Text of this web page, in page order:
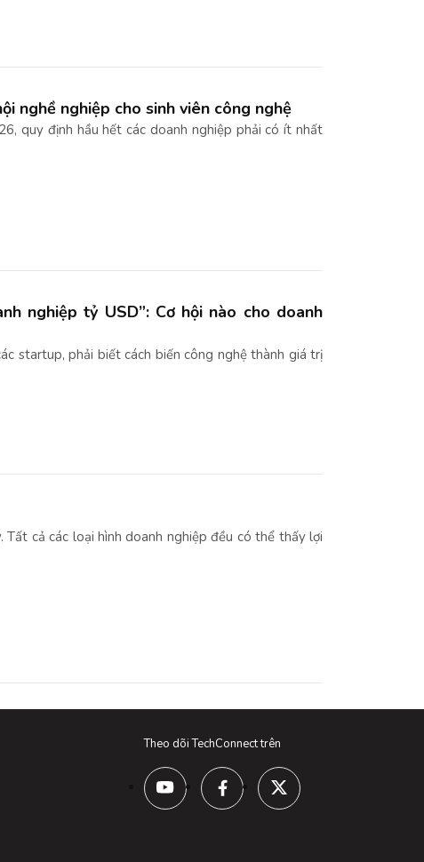
nghề nghiệp cho sinh viên công nghệ
quy định hầu hết các doanh nghiệp phải có ít nhất
nghiệp tỷ USD”: Cơ hội nào cho doanh
startup, phải biết cách biến công nghệ thành giá trị
cả các loại hình doanh nghiệp đều có thể thấy lợi
Theo dõi TechConnect trên